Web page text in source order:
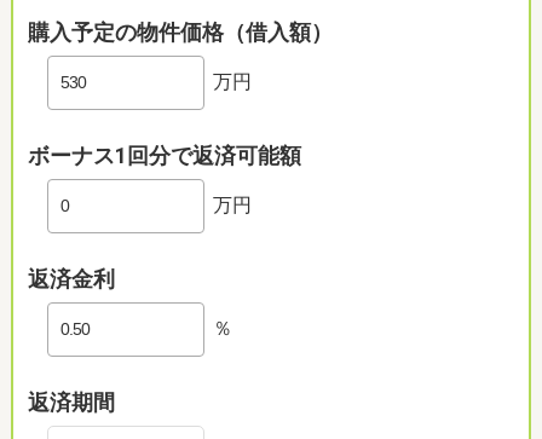
購入予定の物件価格（借入額）
万円
ボーナス1回分で返済可能額
万円
返済金利
％
返済期間